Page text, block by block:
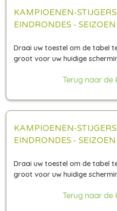
KAMPIOENEN-
EINDRONDES -
Terug naar de
KAMPIOENEN-
EINDRONDES -
Terug naar de